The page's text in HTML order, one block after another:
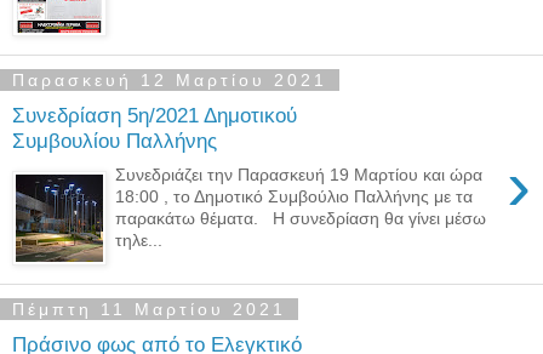
Παρασκευή 12 Μαρτίου 2021
Συνεδρίαση 5η/2021 Δημοτικού
Συμβουλίου Παλλήνης
›
Συνεδριάζει την Παρασκευή 19 Μαρτίου και ώρα
18:00 , το Δημοτικό Συμβούλιο Παλλήνης με τα
παρακάτω θέματα. Η συνεδρίαση θα γίνει μέσω
τηλε...
Πέμπτη 11 Μαρτίου 2021
Πράσινο φως από το Ελεγκτικό